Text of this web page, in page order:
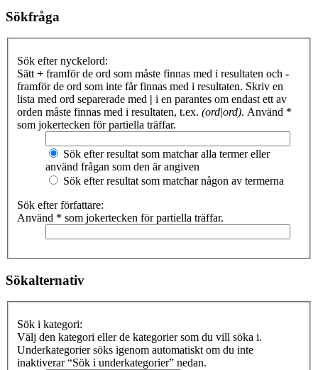
Sökfråga
Sök efter nyckelord:
Sätt + framför de ord som måste finnas med i resultaten och -
framför de ord som inte får finnas med i resultaten. Skriv en
lista med ord separerade med | i en parantes om endast ett av
orden måste finnas med i resultaten, t.ex. (ord|ord). Använd *
som jokertecken för partiella träffar.
Sök efter resultat som matchar alla termer eller
använd frågan som den är angiven
Sök efter resultat som matchar någon av termerna
Sök efter författare:
Använd * som jokertecken för partiella träffar.
Sökalternativ
Sök i kategori:
Välj den kategori eller de kategorier som du vill söka i.
Underkategorier söks igenom automatiskt om du inte
inaktiverar “Sök i underkategorier” nedan.